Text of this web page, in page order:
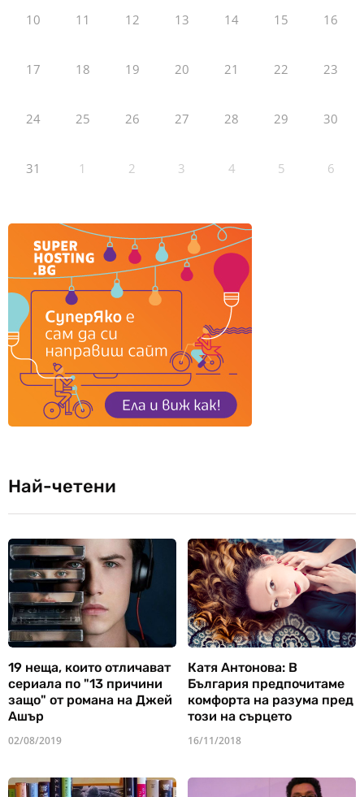
10 11 12 13 14 15 16
17 18 19 20 21 22 23
24 25 26 27 28 29 30
31 1 2 3 4 5 6
Най-четени
19 неща, които отличават
сериала по "13 причини
защо" от романа на Джей
Ашър
02/08/2019
Катя Антонова: В
България предпочитаме
комфорта на разума пред
този на сърцето
16/11/2018